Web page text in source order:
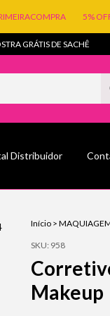
5% OFF USE O
GRÁTIS DE SACHÊ
Distribuidor
Início >
SKU: 958
Makeup